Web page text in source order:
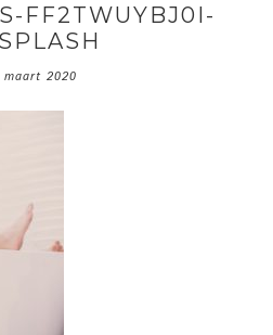
FF2TWUYBJ0I-
maart 2020